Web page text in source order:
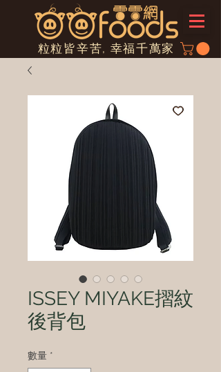
粒粒皆辛苦, 幸福千萬家
ISSEY MIYAKE摺紋
後背包
數量 *